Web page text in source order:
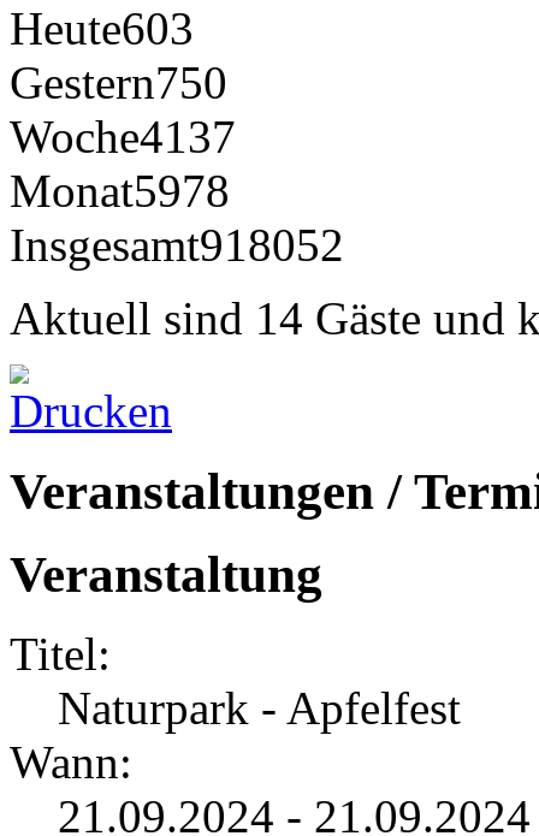
Heute603
Gestern750
Woche4137
Monat5978
Insgesamt918052
Aktuell sind 14 Gäste und
Veranstaltungen /
Veranstaltung
Titel:
Naturpark - Apfelfest
Wann:
21.09.2024 -